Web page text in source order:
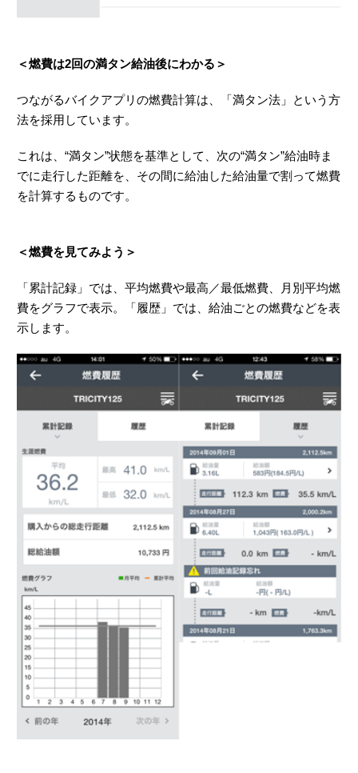
＜燃費は2回の満タン給油後にわかる＞
つながるバイクアプリの燃費計算は、「満タン法」という方
法を採用しています。
これは、“満タン”状態を基準として、次の“満タン”給油時ま
でに走行した距離を、その間に給油した給油量で割って燃費
を計算するものです。
＜燃費を見てみよう＞
「累計記録」では、平均燃費や最高／最低燃費、月別平均燃
費をグラフで表示。「履歴」では、給油ごとの燃費などを表
示します。